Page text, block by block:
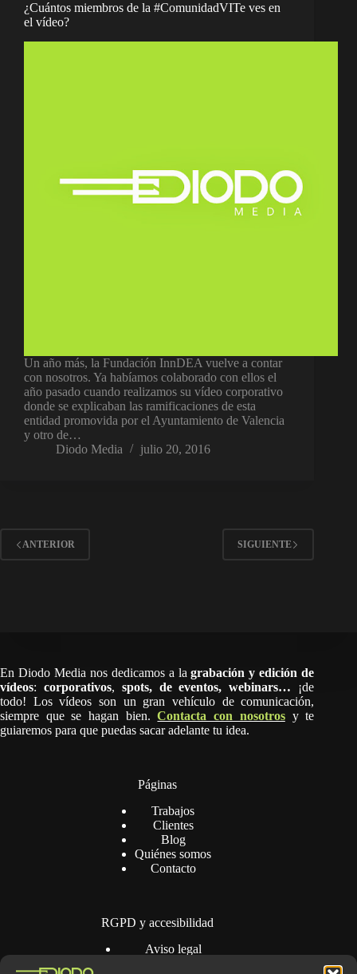
¿Cuántos miembros de la #ComunidadVITe ves en
el vídeo?
Un año más, la Fundación InnDEA vuelve a contar
con nosotros. Ya habíamos colaborado con ellos el
año pasado cuando realizamos su vídeo corporativo
donde se explicaban las ramificaciones de esta
entidad promovida por el Ayuntamiento de Valencia
y otro de…
Diodo Media
julio 20, 2016
ANTERIOR SIGUIENTE
En Diodo Media nos dedicamos a lagrabación y edición de
vídeos: corporativos, spots, de eventos, webinars… ¡de
todo! Los vídeos son un gran vehículo de comunicación,
siempre que se hagan bien.Contacta con nosotrosy te
guiaremos para que puedas sacar adelante tu idea.
Páginas
Trabajos
Clientes
Blog
Quiénes somos
Contacto
RGPD y accesibilidad
Aviso legal